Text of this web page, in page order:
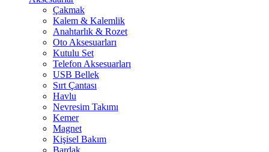
Çakmak
Kalem & Kalemlik
Anahtarlık & Rozet
Oto Aksesuarları
Kutulu Set
Telefon Aksesuarları
USB Bellek
Sırt Çantası
Havlu
Nevresim Takımı
Kemer
Magnet
Kişisel Bakım
Bardak